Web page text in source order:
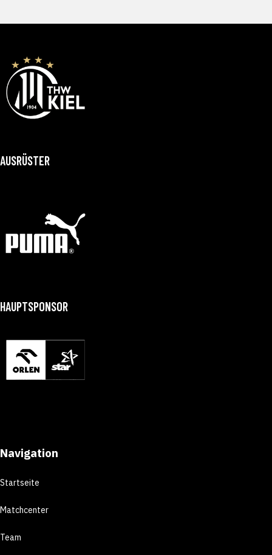
AUSRÜSTER
HAUPTSPONSOR
Navigation
Startseite
Matchcenter
Team